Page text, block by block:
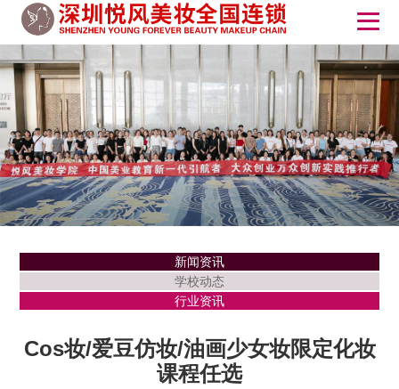
新闻资讯
学校动态
行业资讯
Cos妆/爱豆仿妆/油画少女妆限定化妆
课程任选